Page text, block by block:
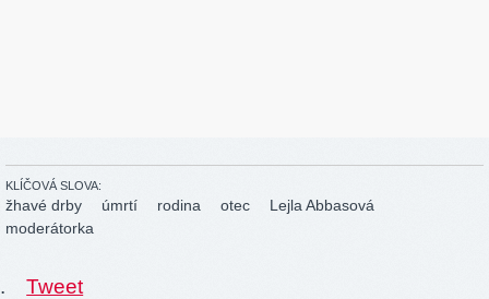
KLÍČOVÁ SLOVA:
žhavé drby úmrtí rodina otec
Lejla Abbasová
moderátorka
. Tweet